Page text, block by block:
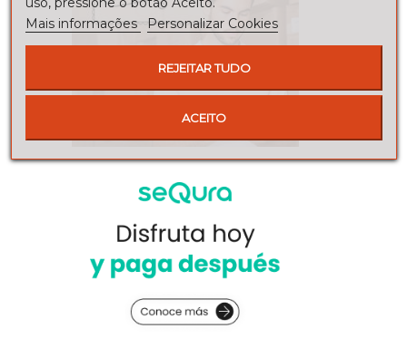
Mais informações
Personalizar Cookies
REJEITAR TUDO
ACEITO